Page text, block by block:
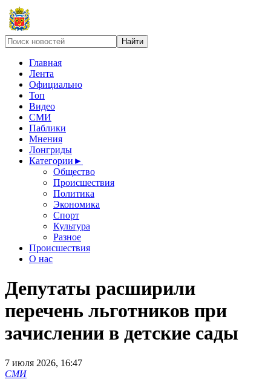
Главная
Лента
Официально
Топ
Видео
СМИ
Паблики
Мнения
Лонгриды
Категории ►
Общество
Происшествия
Политика
Экономика
Спорт
Культура
Разное
Происшествия
О нас
Депутаты расширили
перечень льготников при
зачислении в детские сады
7 июля 2026, 16:47
СМИ